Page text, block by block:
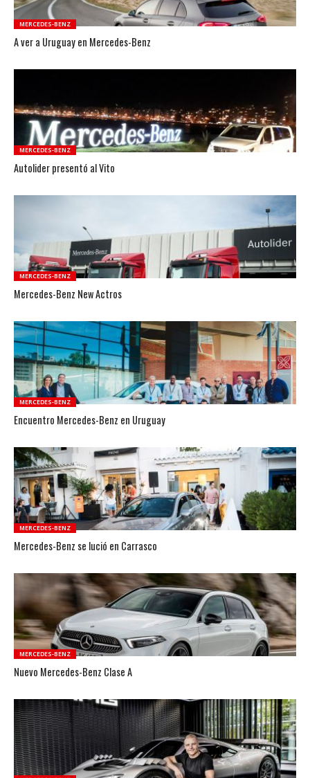
MERCEDES-BENZ
A ver a Uruguay en Mercedes-Benz
MERCEDES-BENZ
Autolider presentó al Vito
MERCEDES-BENZ
Mercedes-Benz New Actros
MERCEDES-BENZ
Encuentro Mercedes-Benz en Uruguay
MERCEDES-BENZ
Mercedes-Benz se lució en Carrasco
MERCEDES-BENZ
Nuevo Mercedes-Benz Clase A